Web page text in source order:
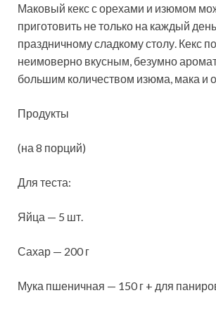
Маковый кекс с орехами и изюмом
приготовить не только на каждый
праздничному сладкому столу. Кекс
неимоверно вкусным, безумно
большим количеством изюма, мака и
Продукты
(на 8 порций)
Для теста:
Яйца — 5 шт.
Сахар — 200 г
Мука пшеничная — 150 г + для